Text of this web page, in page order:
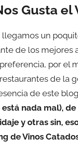
Gusta el
un
de los mejores
por el
de la
de este
nada mal),
y otras sin,
de Vinos